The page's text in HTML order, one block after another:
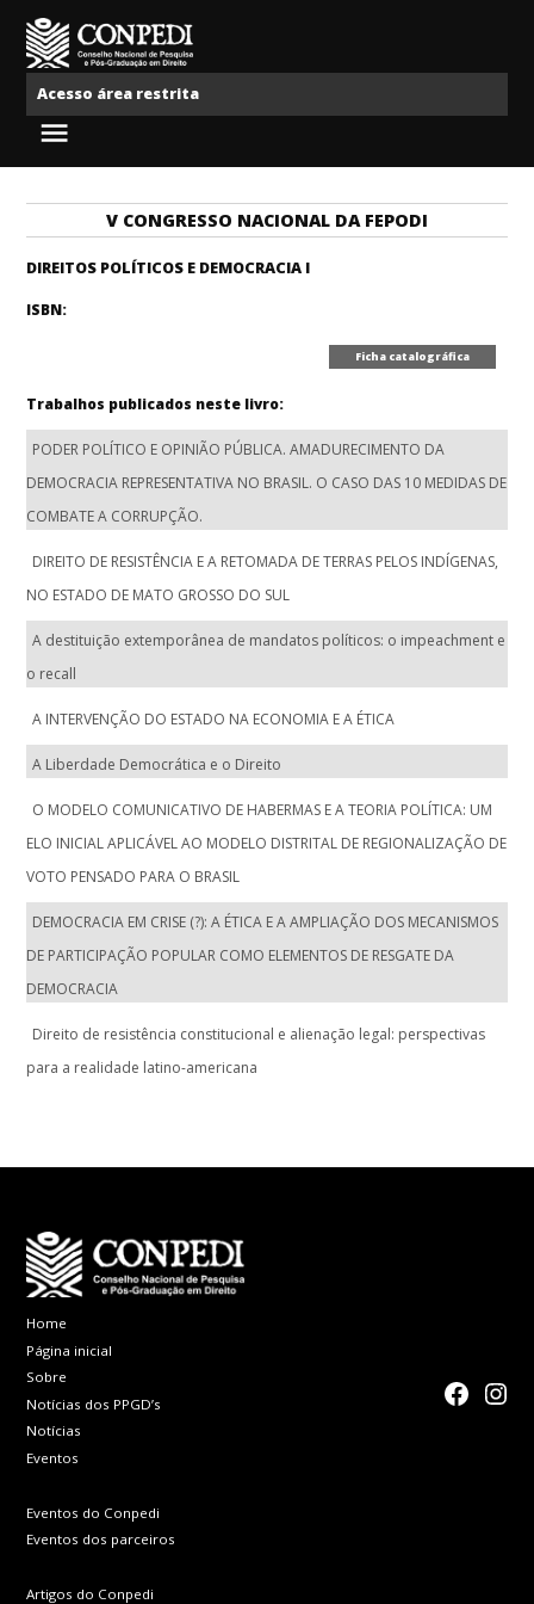
Ir para o conteúdo
Acesso área restrita
V CONGRESSO NACIONAL DA FEPODI
DIREITOS POLÍTICOS E DEMOCRACIA I
ISBN:
Ficha catalográfica
Trabalhos publicados neste livro:
PODER POLÍTICO E OPINIÃO PÚBLICA. AMADURECIMENTO DA
DEMOCRACIA REPRESENTATIVA NO BRASIL. O CASO DAS 10 MEDIDAS DE
COMBATE A CORRUPÇÃO.
DIREITO DE RESISTÊNCIA E A RETOMADA DE TERRAS PELOS INDÍGENAS,
NO ESTADO DE MATO GROSSO DO SUL
A destituição extemporânea de mandatos políticos: o impeachment e
o recall
A INTERVENÇÃO DO ESTADO NA ECONOMIA E A ÉTICA
A Liberdade Democrática e o Direito
O MODELO COMUNICATIVO DE HABERMAS E A TEORIA POLÍTICA: UM
ELO INICIAL APLICÁVEL AO MODELO DISTRITAL DE REGIONALIZAÇÃO DE
VOTO PENSADO PARA O BRASIL
DEMOCRACIA EM CRISE (?): A ÉTICA E A AMPLIAÇÃO DOS MECANISMOS
DE PARTICIPAÇÃO POPULAR COMO ELEMENTOS DE RESGATE DA
DEMOCRACIA
Direito de resistência constitucional e alienação legal: perspectivas
para a realidade latino-americana
Home
Página inicial
Sobre
Notícias dos PPGD’s
Notícias
Eventos
Eventos do Conpedi
Eventos dos parceiros
Artigos do Conpedi